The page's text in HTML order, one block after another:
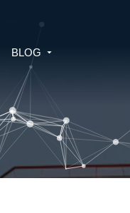
BLOG